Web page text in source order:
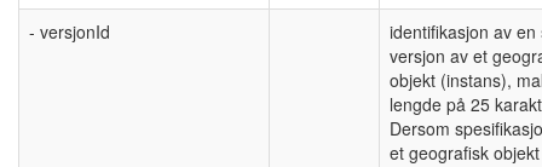
- versjonId
identifikasjon av en
versjon av et
objekt (instans),
lengde på 25
Dersom
et geografisk